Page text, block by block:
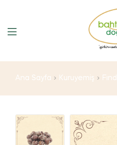
Ana Sayfa Kuruyemiş